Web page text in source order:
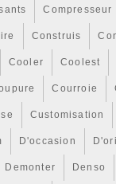
Compresseur
Construis
Cooler Coolest
Courroie
Customisation
D'occasion
Demonter Denso
les
de son
et le cas